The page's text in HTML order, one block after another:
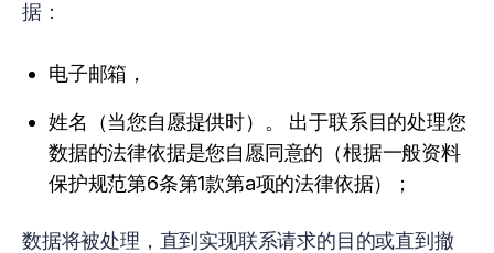
据：
电子邮箱，
姓名（当您自愿提供时）。 出于联系目的处理您
数据的法律依据是您自愿同意的（根据一般资料
保护规范第6条第1款第a项的法律依据）；
数据将被处理，直到实现联系请求的目的或直到撤